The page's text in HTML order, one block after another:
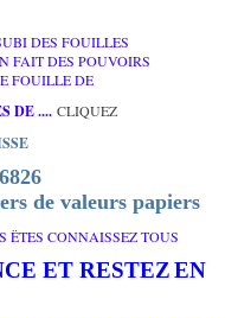
DES FOUILLES
FAIT DES POUVOIRS
FOUILLE DE
DE .... CLIQUEZ
de valeurs papiers
ËTES CONNAISSEZ TOUS
ET RESTEZEN